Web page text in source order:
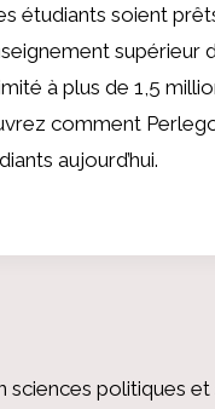
étudiants soient
à plus de 1,5
comment
aujourd’hui.
sciences politiques